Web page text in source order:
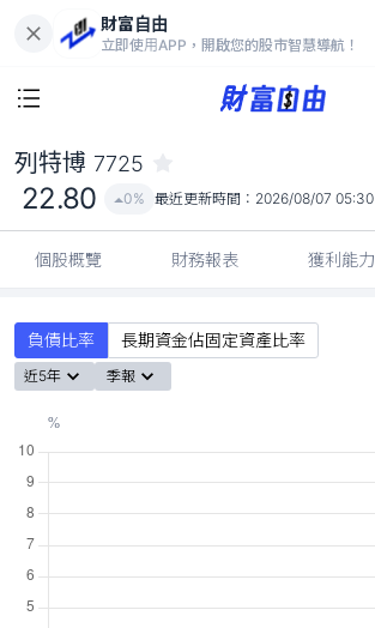
財富自由
立即使用APP，開啟您的股市智慧導航！
22.80
0%
列特博 7725
22.80 0% 最近更新時間： 2026/08/07 05:30
個股概覽 財務報表 獲利能力
負債比率 長期資金佔固定資產比率
近5年 季報